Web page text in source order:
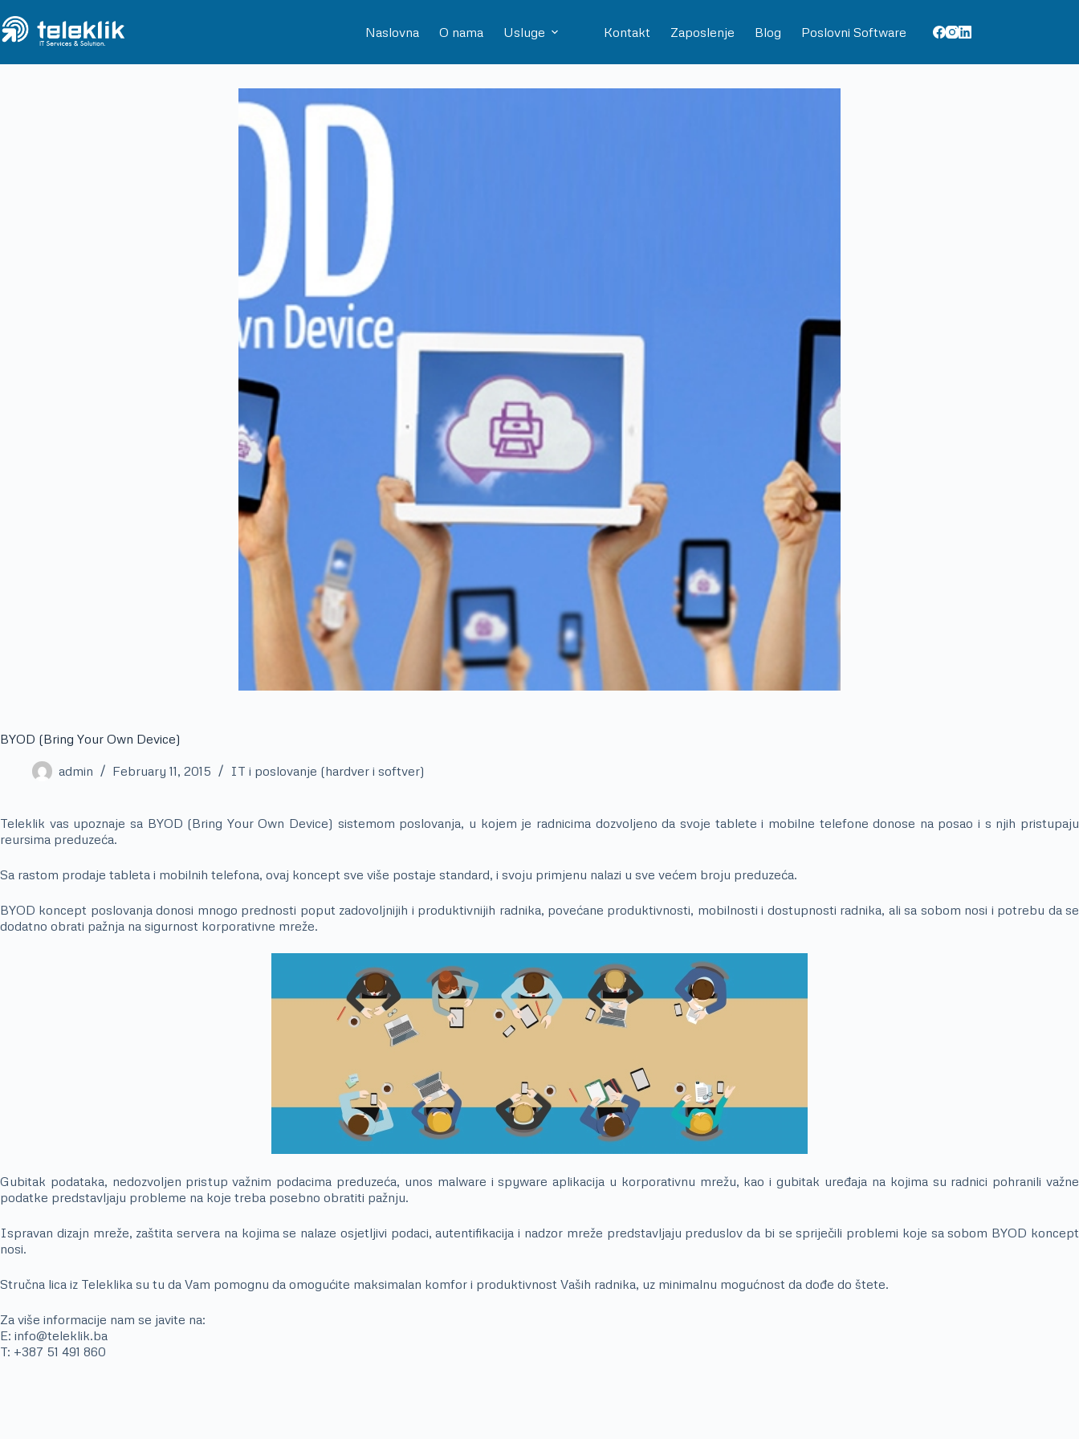
Naslovna O nama Usluge Kontakt Zaposlenje Blog Poslovni Software
BYOD (Bring Your Own Device)
admin February 11, 2015 IT i poslovanje (hardver i softver)
Teleklik vas upoznaje sa BYOD (Bring Your Own Device) sistemom poslovanja, u kojem je radnicima dozvoljeno da svoje tablete i mobilne telefone donose na posao i s njih pristupaju
reursima preduzeća.
Sa rastom prodaje tableta i mobilnih telefona, ovaj koncept sve više postaje standard, i svoju primjenu nalazi u sve većem broju preduzeća.
BYOD koncept poslovanja donosi mnogo prednosti poput zadovoljnijih i produktivnijih radnika, povećane produktivnosti, mobilnosti i dostupnosti radnika, ali sa sobom nosi i potrebu da se
dodatno obrati pažnja na sigurnost korporativne mreže.
Gubitak podataka, nedozvoljen pristup važnim podacima preduzeća, unos malware i spyware aplikacija u korporativnu mrežu, kao i gubitak uređaja na kojima su radnici pohranili važne
podatke predstavljaju probleme na koje treba posebno obratiti pažnju.
Ispravan dizajn mreže, zaštita servera na kojima se nalaze osjetljivi podaci, autentifikacija i nadzor mreže predstavljaju preduslov da bi se spriječili problemi koje sa sobom BYOD koncept
nosi.
Stručna lica iz Teleklika su tu da Vam pomognu da omogućite maksimalan komfor i produktivnost Vaših radnika, uz minimalnu mogućnost da dođe do štete.
Za više informacije nam se javite na:
E: info@teleklik.ba
T: +387 51 491 860